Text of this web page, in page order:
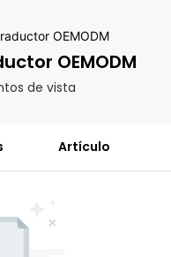
OEMODM
OEMODM
de vista
Artículo